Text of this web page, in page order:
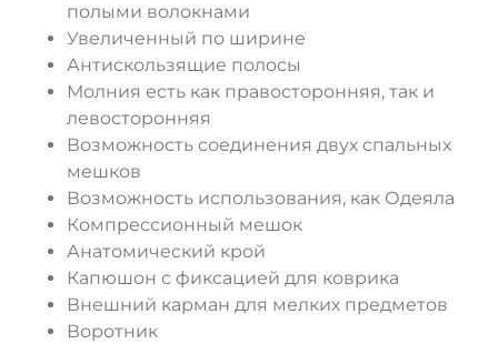
полыми волокнами
Увеличенный по ширине
Антискользящие полосы
Молния есть как правосторонняя, так и
левосторонняя
Возможность соединения двух спальных
мешков
Возможность использования, как Одеяла
Компрессионный мешок
Анатомический крой
Капюшон с фиксацией для коврика
Внешний карман для мелких предметов
Воротник